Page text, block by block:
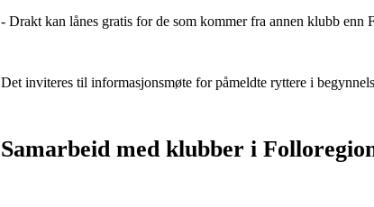
- Drakt kan lånes gratis for de som kommer fra annen klubb enn
Det inviteres til informasjonsmøte for påmeldte ryttere i
Samarbeid med klubber i